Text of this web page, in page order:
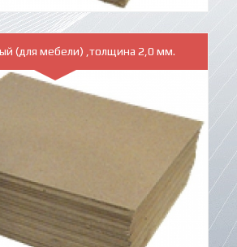
(для мебели) ,толщина 2,0 мм.